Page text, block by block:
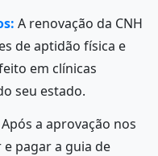
A renovação da CNH
de aptidão física e
em clínicas
seu estado.
Após a aprovação nos
pagar a guia de